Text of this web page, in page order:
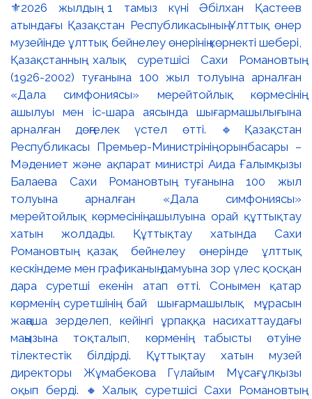
⚜️2026 жылдың 1 тамыз күні Әбілхан Қастеев
атындағы Қазақстан Республикасының Ұлттық өнер
музейінде ұлттық бейнелеу өнерінің көрнекті шебері,
Қазақстанның халық суретшісі Сахи Романовтың
(1926-2002) туғанына 100 жыл толуына арналған
«Дала симфониясы» мерейтойлық көрмесінің
ашылуы мен іс-шара аясында шығармашылығына
арналған дөңгелек үстел өтті. 🔹Қазақстан
Республикасы Премьер-Министрінің орынбасары –
Мәдениет және ақпарат министрі Аида Ғалымқызы
Балаева Сахи Романовтың туғанына 100 жыл
толуына арналған «Дала симфониясы»
мерейтойлық көрмесінің ашылуына орай құттықтау
хатын жолдады. Құттықтау хатында Сахи
Романовтың қазақ бейнелеу өнерінде ұлттық
кескіндеме мен графиканың дамуына зор үлес қосқан
дара суретші екенін атап өтті. Сонымен қатар
көрменің суретшінің бай шығармашылық мұрасын
жаңаша зерделеп, кейінгі ұрпаққа насихаттаудағы
маңызына тоқталып, көрменің табысты өтуіне
тілектестік білдірді. Құттықтау хатын музей
директоры Жұмабекова Гүлайым Мұсағұлқызы
оқып берді. 🔸Халық суретшісі Сахи Романовтың